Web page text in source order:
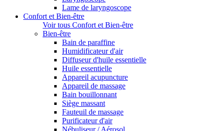
Lame de laryngoscope
Confort et Bien-être
Voir tous Confort et Bien-être
Bien-être
Bain de paraffine
Humidificateur d'air
Diffuseur d'huile essentielle
Huile essentielle
Appareil acupuncture
Appareil de massage
Bain bouillonnant
Siège massant
Fauteuil de massage
Purificateur d'air
Nébuliseur / Aérosol